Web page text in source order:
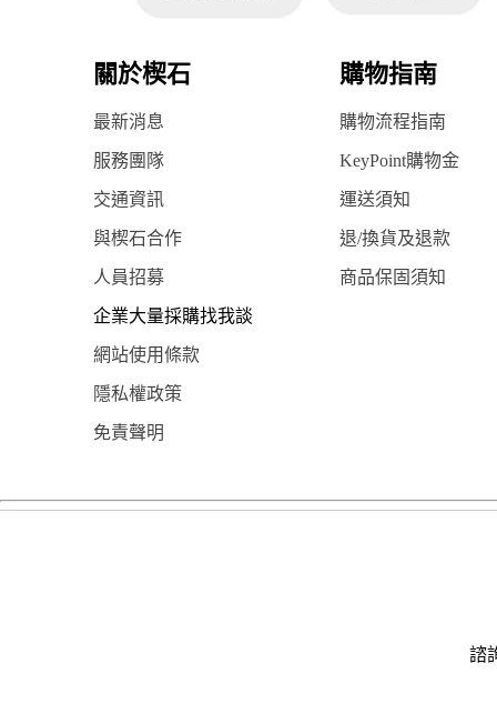
關於楔石 購物指南
最新消息 購物流程指南
服務團隊 KeyPoint購物金
交通資訊 運送須知
與楔石合作 退/換貨及退款
人員招募 商品保固須知
企業大量採購找我談
網站使用條款
隱私權政策
免責聲明
諮